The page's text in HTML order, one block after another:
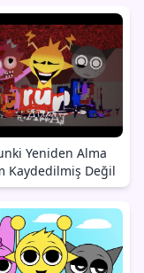
Yeniden Alma
Kaydedilmiş Değil